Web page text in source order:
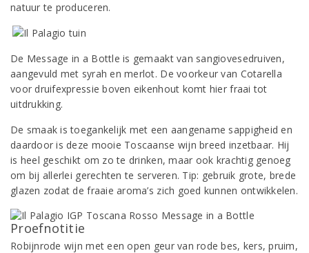
natuur te produceren.
De Message in a Bottle is gemaakt van sangiovesedruiven,
aangevuld met syrah en merlot. De voorkeur van Cotarella
voor druifexpressie boven eikenhout komt hier fraai tot
uitdrukking.
De smaak is toegankelijk met een aangename sappigheid en
daardoor is deze mooie Toscaanse wijn breed inzetbaar. Hij
is heel geschikt om zo te drinken, maar ook krachtig genoeg
om bij allerlei gerechten te serveren. Tip: gebruik grote, brede
glazen zodat de fraaie aroma’s zich goed kunnen ontwikkelen.
Proefnotitie
Robijnrode wijn met een open geur van rode bes, kers, pruim,